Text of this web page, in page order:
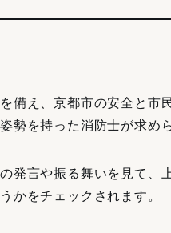
備え、京都市の安全と市
勢を持った消防士が求め
発言や振る舞いを見て、
かをチェックされます。